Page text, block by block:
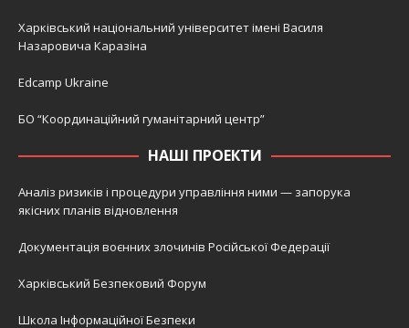
Харківський національний університет імені Василя
Назаровича Каразіна
Edcamp Ukraine
БО “Координаційний гуманітарний центр”
НАШІ ПРОЕКТИ
Аналіз ризиків і процедури управління ними — запорука
якісних планів відновлення
Документація воєнних злочинів Російської Федерації
Харківський Безпековий Форум
Школа Інформаційної Безпеки